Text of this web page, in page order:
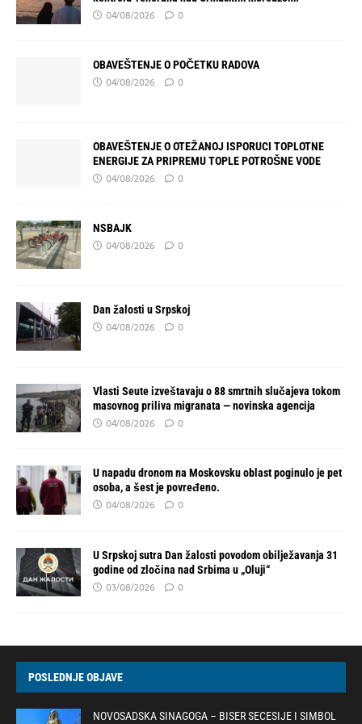
04/08/2026 0
OBAVEŠTENJE O POČETKU RADOVA
04/08/2026 0
OBAVEŠTENJE O OTEŽANOJ ISPORUCI TOPLOTNE
ENERGIJE ZA PRIPREMU TOPLE POTROŠNE VODE
04/08/2026 0
NSBAJK
04/08/2026 0
Dan žalosti u Srpskoj
04/08/2026 0
Vlasti Seute izveštavaju o 88 smrtnih slučajeva tokom
masovnog priliva migranata — novinska agencija
04/08/2026 0
U napadu dronom na Moskovsku oblast poginulo je pet
osoba, a šest je povređeno.
04/08/2026 0
U Srpskoj sutra Dan žalosti povodom obilježavanja 31
godine od zločina nad Srbima u „Oluji“
03/08/2026 0
POSLEDNJE OBJAVE
NOVOSADSKA SINAGOGA – BISER SECESIJE I SIMBOL